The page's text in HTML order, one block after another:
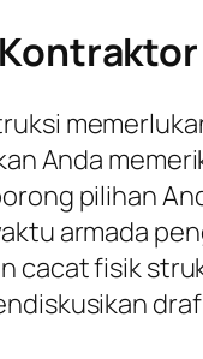
Anda
pilihan
armada
cacat fisik